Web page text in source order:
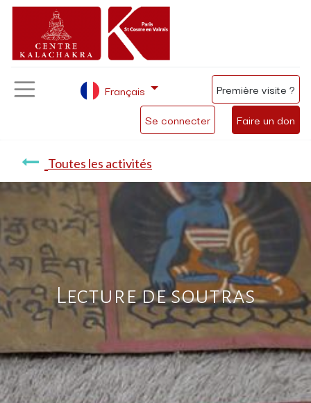
Se connecter Faire un don
Français Première visite ?
Toutes les activités
Lecture de soutras